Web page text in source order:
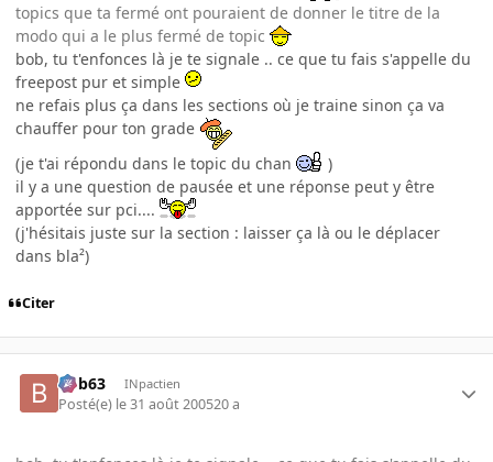
topics que ta fermé ont pouraient de donner le titre de la
modo qui a le plus fermé de topic
bob, tu t'enfonces là je te signale .. ce que tu fais s'appelle du
freepost pur et simple
ne refais plus ça dans les sections où je traine sinon ça va
chauffer pour ton grade
(je t'ai répondu dans le topic du chan
)
il y a une question de pausée et une réponse peut y être
apportée sur pci....
(j'hésitais juste sur la section : laisser ça là ou le déplacer
dans bla²)
Citer
bob63 INpactien
Posté(e) le 31 août 200520 a